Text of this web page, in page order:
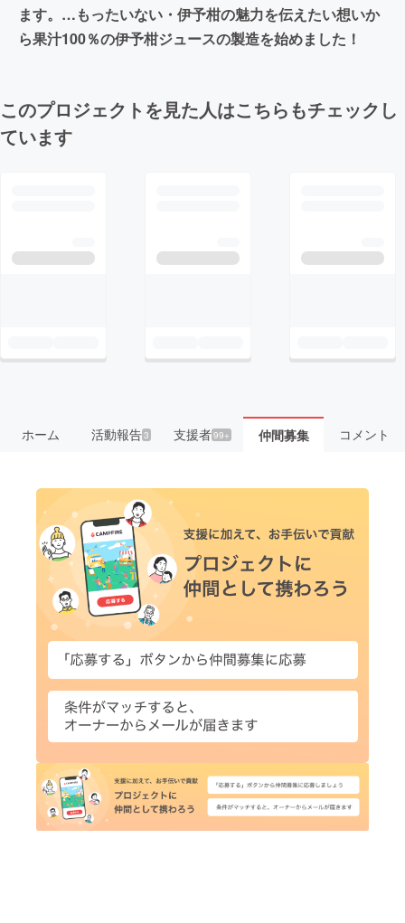
ます。…もったいない・伊予柑の魅力を伝えたい想いか
ら果汁100％の伊予柑ジュースの製造を始めました！
このプロジェクトを見た人はこちらもチェックし
ています
ホーム 活動報告3 支援者99+ 仲間募集 コメント